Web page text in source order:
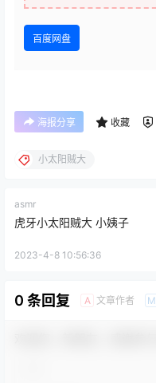
百度网盘
海报分享 收藏
小太阳贼大
asmr
虎牙小太阳贼大 小姨子
2023-4-8 10:56:36
0 条回复 A 文章作者 M